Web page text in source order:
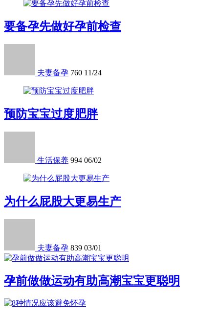
要备孕先做好孕前检查
夫妻备孕 760 11/24
预防宝宝过度肥胖
生活保养 994 06/02
为什么屁股大更易生产
夫妻备孕 839 03/01
孕前做做运动有助高潮宝宝更聪明